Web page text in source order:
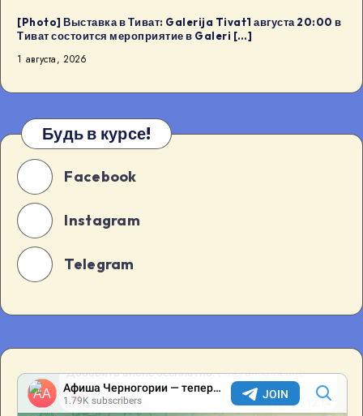
[Photo] Выставка в Тиват: Galerija Tivat1 августа 20:00 в
Тиват состоится мероприятие в Galeri […]
1 августа, 2026
Будь в курсе!
Facebook
Instagram
Telegram